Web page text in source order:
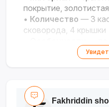
покрытие,
• Количество — 3
сковорода, 4 крышки
индукционных плит,
идеального
Fakhriddin